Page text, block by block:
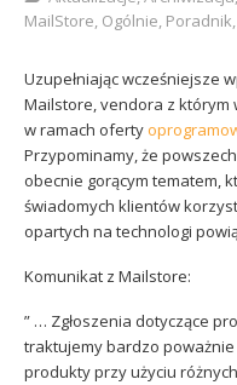
MailStore, Ogólnie, Poradnik,
Uzupełniając wcześniejsze
Mailstore, vendora z którym
w ramach oferty
Przypominamy, że
obecnie gorącym tematem,
świadomych klientów
opartych na technologi
Komunikat z Mailstore:
” … Zgłoszenia dotyczące
traktujemy bardzo
produkty przy użyciu